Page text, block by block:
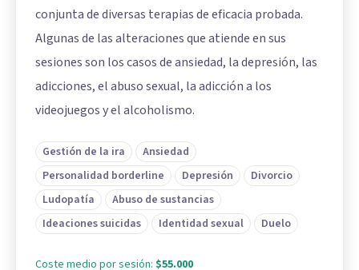
conjunta de diversas terapias de eficacia probada.
Algunas de las alteraciones que atiende en sus
sesiones son los casos de ansiedad, la depresión, las
adicciones, el abuso sexual, la adicción a los
videojuegos y el alcoholismo.
Gestión de la ira
Ansiedad
Personalidad borderline
Depresión
Divorcio
Ludopatía
Abuso de sustancias
Ideaciones suicidas
Identidad sexual Duelo
Coste medio por sesión: $55.000